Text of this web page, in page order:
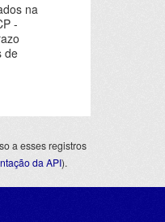
na
-
de
a esses registros
da API).